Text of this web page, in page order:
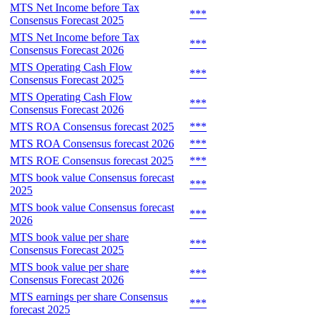
MTS Net Income before Tax
Consensus Forecast 2025
***
MTS Net Income before Tax
Consensus Forecast 2026
***
MTS Operating Cash Flow
Consensus Forecast 2025
***
MTS Operating Cash Flow
Consensus Forecast 2026
***
MTS ROA Consensus forecast 2025
***
MTS ROA Consensus forecast 2026
***
MTS ROE Consensus forecast 2025
***
MTS book value Consensus forecast
2025
***
MTS book value Consensus forecast
2026
***
MTS book value per share
Consensus Forecast 2025
***
MTS book value per share
Consensus Forecast 2026
***
MTS earnings per share Consensus
forecast 2025
***